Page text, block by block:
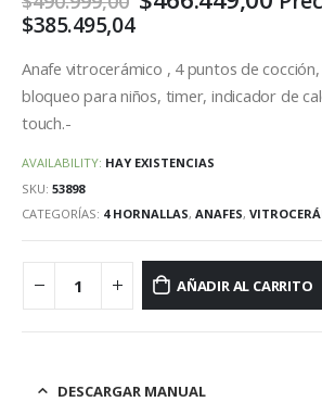
precio
era:
$490.999,00.
es:
$385.495,04
Anafe vitrocerámico , 4 puntos de
bloqueo para niños, timer, indicador de
touch.-
AVAILABILITY: HAY EXISTENCIAS
SKU: 53898
CATEGORÍAS: 4 HORNALLAS, ANAFES,
AÑADIR AL CARRITO
DESCARGAR MANUAL